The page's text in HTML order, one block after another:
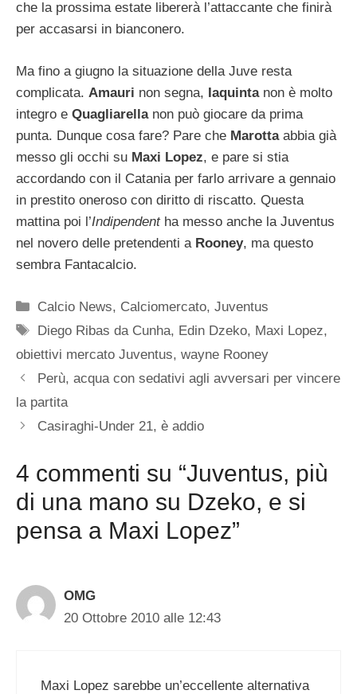
che la prossima estate libererà l’attaccante che finirà
per accasarsi in bianconero.
Ma fino a giugno la situazione della Juve resta
complicata. Amauri non segna, Iaquinta non è molto
integro e Quagliarella non può giocare da prima
punta. Dunque cosa fare? Pare che Marotta abbia già
messo gli occhi su Maxi Lopez, e pare si stia
accordando con il Catania per farlo arrivare a gennaio
in prestito oneroso con diritto di riscatto. Questa
mattina poi l’Indipendent ha messo anche la Juventus
nel novero delle pretendenti a Rooney, ma questo
sembra Fantacalcio.
Categorie
Calcio News, Calciomercato,Juventus
Tag
Diego Ribas da Cunha, Edin Dzeko, Maxi Lopez,
obiettivi mercato Juventus, wayne Rooney
Perù, acqua con sedativi agli avversari per vincere
la partita
Casiraghi-Under 21, è addio
4 commenti su “Juventus, più
di una mano su Dzeko, e si
pensa a Maxi Lopez”
OMG
20 Ottobre 2010 alle 12:43
Maxi Lopez sarebbe un’eccellente alternativa